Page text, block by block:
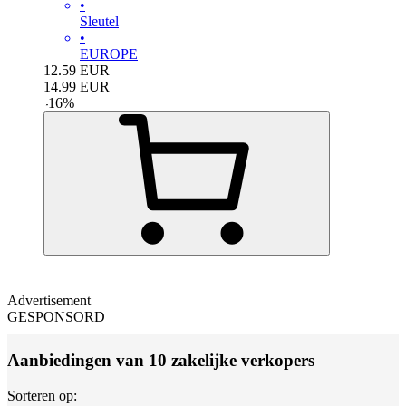
•
Sleutel
•
EUROPE
12.59 EUR
14.99 EUR
-16%
Advertisement
GESPONSORD
Aanbiedingen van 10 zakelijke verkopers
Sorteren op: